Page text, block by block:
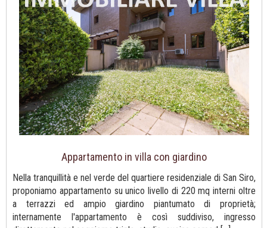
Appartamento in villa con giardino
Nella tranquillità e nel verde del quartiere residenziale di San Siro,
proponiamo appartamento su unico livello di 220 mq interni oltre
a terrazzi ed ampio giardino piantumato di proprietà;
internamente l'appartamento è così suddiviso, ingresso